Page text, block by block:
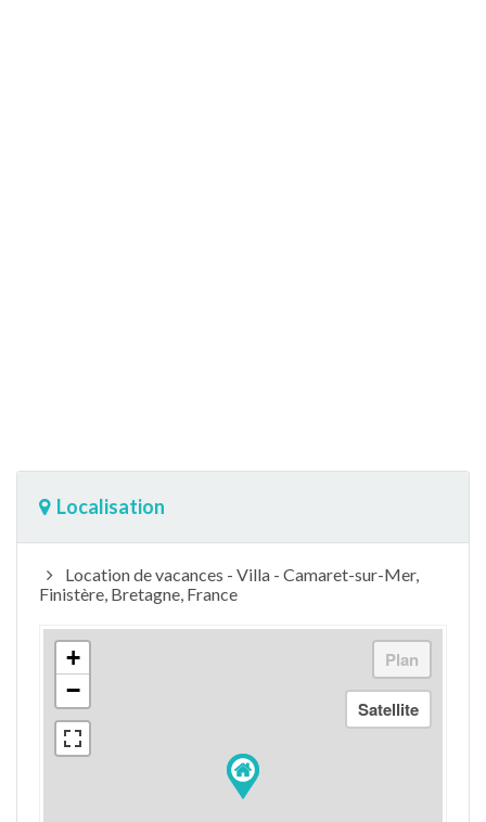
Localisation
Location de vacances - Villa - Camaret-sur-Mer,
Finistère, Bretagne, France
+
−